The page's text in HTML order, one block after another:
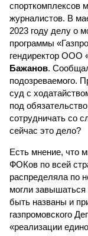
спорткомплексов
журналистов. В
2023 году делу о
программы
гендиректор ООО
Бажанов.
подозреваемого.
суд с
под
сотрудничать со
сейчас это дело?
Есть мнение, что
ФОКов по всей
распределяла по
могли
быть названы и
газпромовского
«реализации